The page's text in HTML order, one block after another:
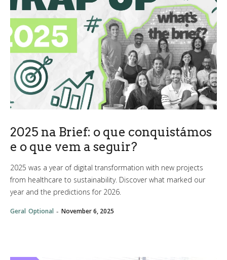
2025 na Brief: o que conquistámos
e o que vem a seguir?
2025 was a year of digital transformation with new projects
from healthcare to sustainability. Discover what marked our
year and the predictions for 2026.
Geral Optional - November 6, 2025